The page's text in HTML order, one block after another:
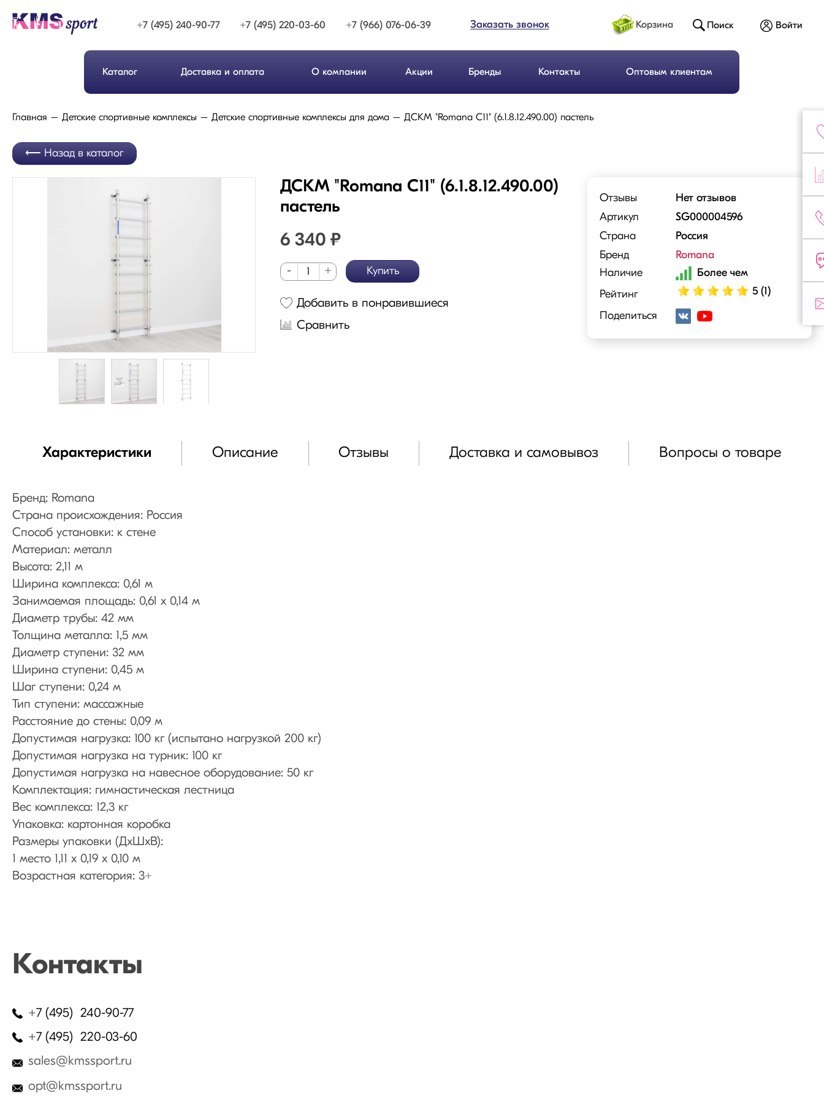
+7 (495) 240-90-77 +7 (495) 220-03-60 +7 (966) 076-06-39 Заказать звонок
Каталог Доставка и оплата О компании Акции Бренды Контакты Оптовым клиентам
Корзина Поиск Войти
Главная Детские спортивные комплексы Детские спортивные комплексы для дома ДСКМ "Romana С11" (6.1.8.12.490.00) пастель
Назад в каталог
ДСКМ "Romana С11" (6.1.8.12.490.00)
пастель
6 340 ₽
- + Купить
Добавить в понравившиеся
Сравнить
Отзывы
Нет отзывов
Артикул
SG000004596
Страна
Россия
Бренд
Romana
Наличие
Рейтинг
5 (1)
Поделиться
Характеристики Описание Отзывы Доставка и самовывоз Вопросы о товаре
Бренд: Romana
Страна происхождения: Россия
Способ установки: к стене
Материал: металл
Высота: 2,11 м
Ширина комплекса: 0,61 м
Занимаемая площадь: 0,61 х 0,14 м
Диаметр трубы: 42 мм
Толщина металла: 1,5 мм
Диаметр ступени: 32 мм
Ширина ступени: 0,45 м
Шаг ступени: 0,24 м
Тип ступени: массажные
Расстояние до стены: 0,09 м
Допустимая нагрузка: 100 кг (испытано нагрузкой 200 кг)
Допустимая нагрузка на турник: 100 кг
Допустимая нагрузка на навесное оборудование: 50 кг
Комплектация: гимнастическая лестница
Вес комплекса: 12,3 кг
Упаковка: картонная коробка
Размеры упаковки (ДхШхВ):
1 место 1,11 х 0,19 х 0,10 м
Возрастная категория: 3+
Контакты
+7 (495) 240-90-77
+7 (495) 220-03-60
sales@kmssport.ru
opt@kmssport.ru